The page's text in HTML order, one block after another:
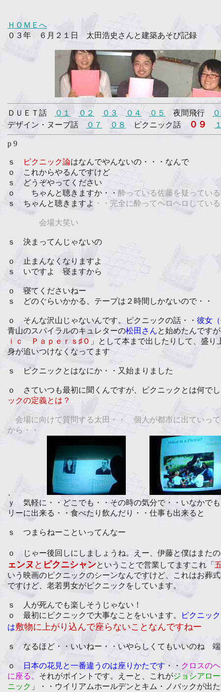
ＨＯＭＥへ
０３年 ６月２１日 太田浩史さんと建築あそび記録
ＤＵＥＴ話 ０１ ０２ ０３ ０４ ０５ 夜間飛行
デザイン・ヌーブ話
０７ ０８ ピクニック話 ０９
p 9
ｓ ピクニック論はなんでやんないの・・・なんで
ｏ これからやるんですけど
ｓ どうぞやってください
ｏ ちゃんと聴きますか・・ 酔っている佐藤を疑ってい
ｓ ちゃんと聴きますよ ・・完全に酔ってヘロヘロしている
会場大笑い
ｓ 決まってんじゃないの
ｏ 止まんなくなりますよ
ｓ いですよ 寝ますから
ｏ 寝てくださいねー
ｓ どのぐらいかかる、テープは２時間しかないので・・
ｏ そんな沢山じゃないんです。ピクニックの話・・ 彼女
青山のスパイラルのキュレターの松田さんと始めたんです
ｉｃ Ｐａｐｅｒｓ♯０ 」として本まで出したりして、盛り
身が追いつけなくなってます
ｓ ピクニックとはなにか・・又始まりました
ｏ さていつも最初に聞くんですが、ピクニックとは何で
ックの定義とは？
会場に向けて質問する太田・・ 個人が都市に出ていっ
から・・
、
ｙ 気軽に・・どこでも・・その時の気分で・・いなかで
リーに出来る・・食べたり飲んだり・・仕事も出来ると
ｓ つまらねーこといってんなー
ｏ じゃー後回しにしましょうね。えー、伊藤と僕はまた
ェンヌ と ピクニシャンということで営業してますこれ「
いう映画のピクニックのシーンなんですけど、これはお葬
ですけど、老若男女がピクニックをしています。
ｓ 人が死んでも楽しそうじゃない！
ｏ 最初にピクニックで大事なことをいいます。
ピクニッ
は敷物に上がり込んで座らないことなんですねー
ｓ なるほど・・いいねー・・いやらしくてもいいのね
ｏ 日本の花見と一番違うのは座りかたです ・・ クロスの
に座る。 それがポイントです。えーと、これがジョシアロ
ニック 」・・ウイリアムホールデンとキム・ノバックが出